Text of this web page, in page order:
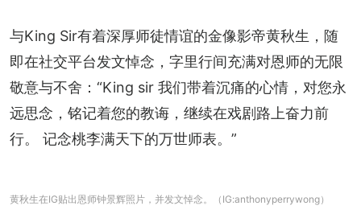
与King Sir有着深厚师徒情谊的金像影帝黄秋生，随
即在社交平台发文悼念，字里行间充满对恩师的无限
敬意与不舍：“King sir 我们带着沉痛的心情，对您永
远思念，铭记着您的教诲，继续在戏剧路上奋力前
行。 记念桃李满天下的万世师表。”
黄秋生在IG贴出恩师钟景辉照片，并发文悼念。（IG:anthonyperrywong）